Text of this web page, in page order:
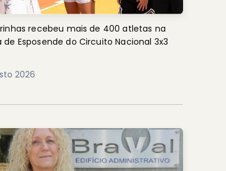
recebeu mais de 400 atletas na
de Esposende do Circuito Nacional 3x3
2026